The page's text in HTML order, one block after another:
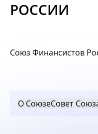
РОССИИ
Союз Финансистов
О СоюзеСовет